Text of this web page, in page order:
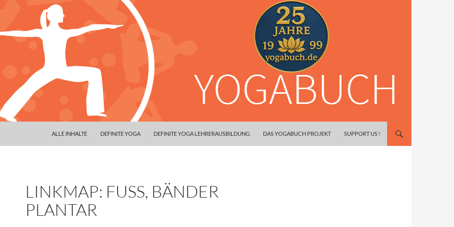
ALLE INHALTE DEFINITE YOGA DEFINITE YOGA LEHRERAUSBILDUNG DAS YOGABUCH PROJEKT SUPPORT US !
LINKMAP: FUSS, BÄNDER P
LANTAR